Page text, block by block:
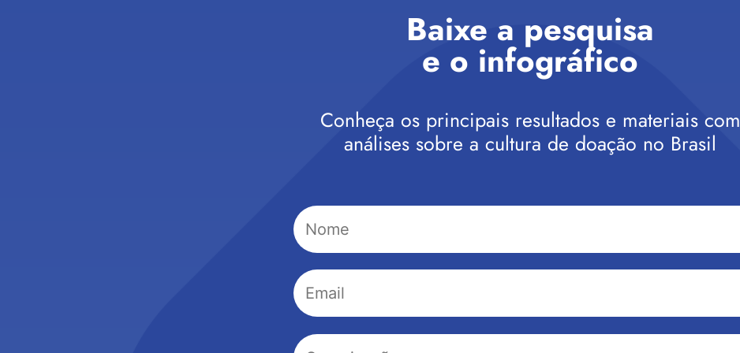
Baixe a pesquisa
e o infográfico
Conheça os principais resultados e materiais com
análises sobre a cultura de doação no Brasil